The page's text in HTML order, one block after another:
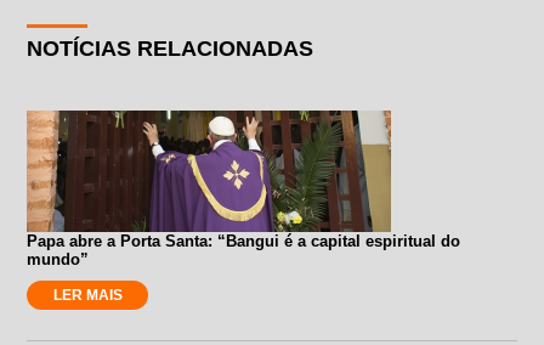
NOTÍCIAS RELACIONADAS
Papa abre a Porta Santa: “Bangui é a capital espiritual do
mundo”
LER MAIS